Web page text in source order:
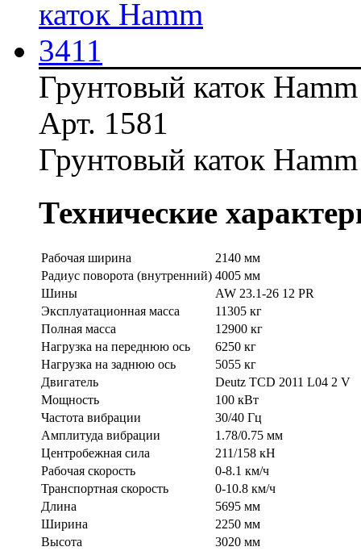
Грунтовый каток
Арт. 1581
Грунтовый каток
Технические
Рабочая ширина
2140 мм
Радиус поворота (внутренний) 4005 мм
Шины
AW 23.1-26 12 PR
Эксплуатационная масса
11305 кг
Полная масса
12900 кг
Нагрузка на переднюю ось
6250 кг
Нагрузка на заднюю ось
5055 кг
Двигатель
Deutz TСD 2011 L04 2 V
Мощность
100 кВт
Частота вибрации
30/40 Гц
Амплитуда вибрации
1.78/0.75 мм
Центробежная сила
211/158 кН
Рабочая скорость
0-8.1 км/ч
Транспортная скорость
0-10.8 км/ч
Длина
5695 мм
Ширина
2250 мм
Высота
3020 мм